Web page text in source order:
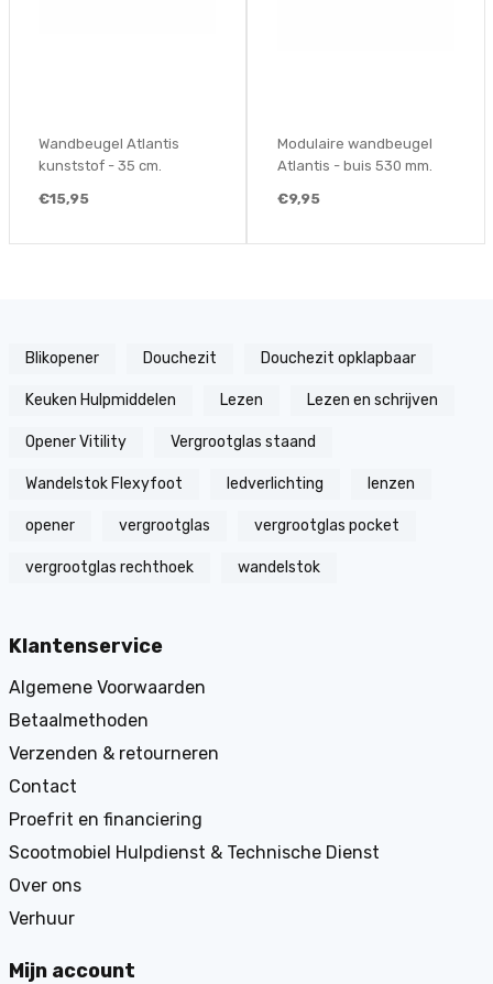
Wandbeugel Atlantis
kunststof - 35 cm.
€15,95
Modulaire wandbeugel
Atlantis - buis 530 mm.
€9,95
Blikopener Douchezit Douchezit opklapbaar
Keuken Hulpmiddelen Lezen Lezen en schrijven
Opener Vitility Vergrootglas staand
Wandelstok Flexyfoot ledverlichting lenzen
opener vergrootglas vergrootglas pocket
vergrootglas rechthoek wandelstok
Klantenservice
Algemene Voorwaarden
Betaalmethoden
Verzenden & retourneren
Contact
Proefrit en financiering
Scootmobiel Hulpdienst & Technische Dienst
Over ons
Verhuur
Mijn account